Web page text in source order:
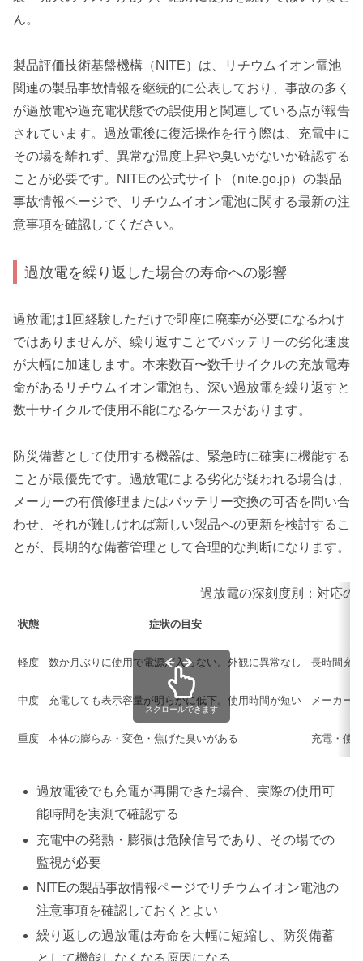
ん。
製品評価技術基盤機構（NITE）は、リチウムイオン電池
関連の製品事故情報を継続的に公表しており、事故の多く
が過放電や過充電状態での誤使用と関連している点が報告
されています。過放電後に復活操作を行う際は、充電中に
その場を離れず、異常な温度上昇や臭いがないか確認する
ことが必要です。NITEの公式サイト（nite.go.jp）の製品
事故情報ページで、リチウムイオン電池に関する最新の注
意事項を確認してください。
過放電を繰り返した場合の寿命への影響
過放電は1回経験しただけで即座に廃棄が必要になるわけ
ではありませんが、繰り返すことでバッテリーの劣化速度
が大幅に加速します。本来数百〜数千サイクルの充放電寿
命があるリチウムイオン電池も、深い過放電を繰り返すと
数十サイクルで使用不能になるケースがあります。
防災備蓄として使用する機器は、緊急時に確実に機能する
ことが最優先です。過放電による劣化が疑われる場合は、
メーカーの有償修理またはバッテリー交換の可否を問い合
わせ、それが難しければ新しい製品への更新を検討するこ
とが、長期的な備蓄管理として合理的な判断になります。
過放電の深刻度別：対応の
状態 症状の目安
軽度 数か月ぶりに使用で電源が入らない。外観に異常なし 長時間充
中度 充電しても表示容量が明らかに低下。使用時間が短い メーカー
重度 本体の膨らみ・変色・焦げた臭いがある 充電・使
スクロールできます
過放電後でも充電が再開できた場合、実際の使用可
能時間を実測で確認する
充電中の発熱・膨張は危険信号であり、その場での
監視が必要
NITEの製品事故情報ページでリチウムイオン電池の
注意事項を確認しておくとよい
繰り返しの過放電は寿命を大幅に短縮し、防災備蓄
として機能しなくなる原因になる